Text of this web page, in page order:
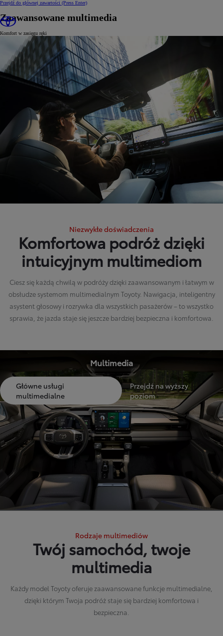
Przejdź do głównej zawartości (Press Enter)
Zaawansowane multimedia
Komfort w zasięgu ręki
Niezwykłe doświadczenia
Komfortowa podróż dzięki
intuicyjnym multimediom
Ciesz się każdą chwilą w podróży dzięki zaawansowanym i łatwym w
obsłudze systemom multimedialnym Toyoty. Nawigacja, inteligentny
asystent głosowy i rozrywka dla wszystkich pasażerów – to wszystko
sprawia, że jazda staje się jeszcze bardziej bezpieczna i komfortowa.
Multimedia
Główne usługi
multimedialne
Przejdź na wyższy
poziom
Rodzaje multimediów
Twój samochód, twoje
multimedia
Każdy model Toyoty oferuje zaawansowane funkcje multimedialne,
dzięki którym Twoja podróż staje się bardziej komfortowa i
bezpieczna.